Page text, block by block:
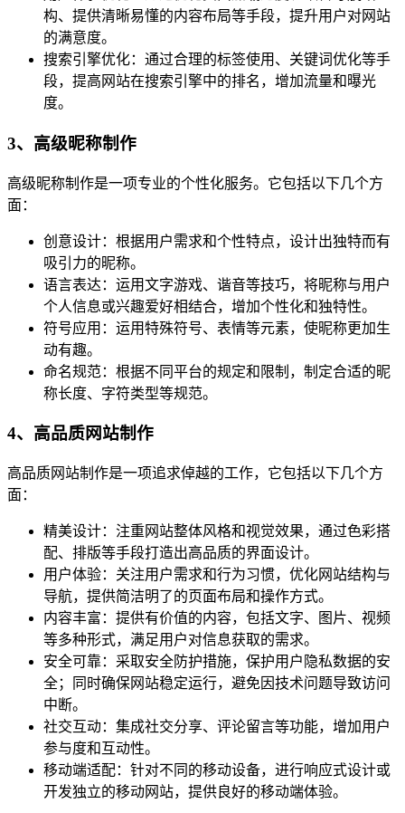
构、提供清晰易懂的内容布局等手段，提升用户对网站
的满意度。
搜索引擎优化：通过合理的标签使用、关键词优化等手
段，提高网站在搜索引擎中的排名，增加流量和曝光
度。
3、高级昵称制作
高级昵称制作是一项专业的个性化服务。它包括以下几个方
面：
创意设计：根据用户需求和个性特点，设计出独特而有
吸引力的昵称。
语言表达：运用文字游戏、谐音等技巧，将昵称与用户
个人信息或兴趣爱好相结合，增加个性化和独特性。
符号应用：运用特殊符号、表情等元素，使昵称更加生
动有趣。
命名规范：根据不同平台的规定和限制，制定合适的昵
称长度、字符类型等规范。
4、高品质网站制作
高品质网站制作是一项追求倬越的工作，它包括以下几个方
面：
精美设计：注重网站整体风格和视觉效果，通过色彩搭
配、排版等手段打造出高品质的界面设计。
用户体验：关注用户需求和行为习惯，优化网站结构与
导航，提供简洁明了的页面布局和操作方式。
内容丰富：提供有价值的内容，包括文字、图片、视频
等多种形式，满足用户对信息获取的需求。
安全可靠：采取安全防护措施，保护用户隐私数据的安
全；同时确保网站稳定运行，避免因技术问题导致访问
中断。
社交互动：集成社交分享、评论留言等功能，增加用户
参与度和互动性。
移动端适配：针对不同的移动设备，进行响应式设计或
开发独立的移动网站，提供良好的移动端体验。